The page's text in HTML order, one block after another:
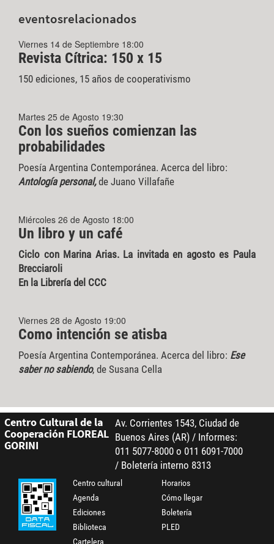
eventosrelacionados
Viernes 14 de Septiembre 18:00
Revista Cítrica: 150 x 15
150 ediciones, 15 años de cooperativismo
Martes 25 de Agosto 19:30
Con los sueños comienzan las
probabilidades
Poesía Argentina Contemporánea. Acerca del libro:
Antología personal,de Juano Villafañe
Miércoles 26 de Agosto 18:00
Un libro y un café
Ciclo con Marina Arias. La invitada en agosto es Paula
Brecciaroli
En la Librería del CCC
Viernes 28 de Agosto 19:00
Como intención se atisba
Poesía Argentina Contemporánea. Acerca del libro: Ese
saber no sabiendo, de Susana Cella
Centro Cultural de la
Cooperación FLOREAL
GORINI
Av. Corrientes 1543, Ciudad de
Buenos Aires (AR) / Informes:
011 5077-8000 o 011 6091-7000
/ Boletería interno 8313
Centro cultural
Agenda
Ediciones
Biblioteca
Cartelera
Horarios
Cómo llegar
Boletería
PLED